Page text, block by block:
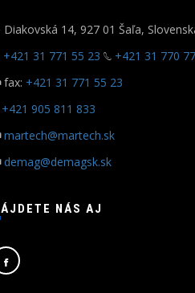
Diakovská 14, 927 01 Šaľa,
+421 31 771 55 23
+421 31 770
fax: +421 31 771 55 23
+421 905 811 833
martech@martech.sk
demag@demagsk.sk
NÁJDETE NÁS AJ